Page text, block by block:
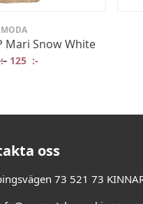
Mari Snow White
Det ursprungliga priset var:
125 :-
oss
73 521 73